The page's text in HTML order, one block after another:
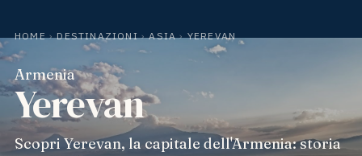
HOME › DESTINAZIONI › ASIA › YEREVAN
Armenia
Yerevan
Scopri Yerevan, la capitale dell'Armenia: storia